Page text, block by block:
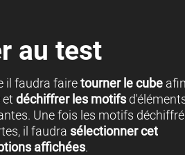
au test
il faudra fairetourner le cube
et déchiffrer les motifs
Une fois les motifs
il faudra sélectionner cet
affichées.